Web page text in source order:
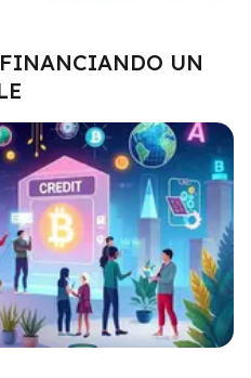
FINANCIANDO UN